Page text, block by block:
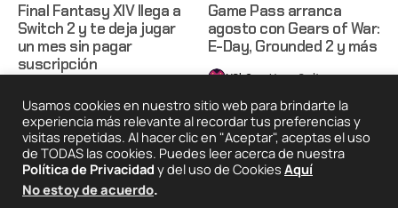
Final Fantasy XIV llega a
Switch 2 y te deja jugar
un mes sin pagar
suscripción
Game Pass arranca
agosto con Gears of War:
E-Day, Grounded 2 y más
N3k0 Hace 2 días
2025 © Degeneraciónx.com | Anime, Games & Nothing
Else
Quiénes
Condiciones De
Usamos cookies en nuestro sitio web para brindarte la
experiencia más relevante al recordar tus preferencias y
visitas repetidas. Al hacer clic en "Aceptar", aceptas el uso
de TODAS las cookies. Puedes leer acerca de nuestra
Política de Privacidad y del uso de Cookies Aquí
No estoy de acuerdo.